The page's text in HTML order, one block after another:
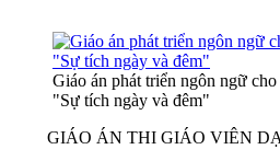
Giáo án phát triển ngôn ngữ
"Sự tích ngày và đêm"
GIÁO ÁN THI GIÁO VIÊN